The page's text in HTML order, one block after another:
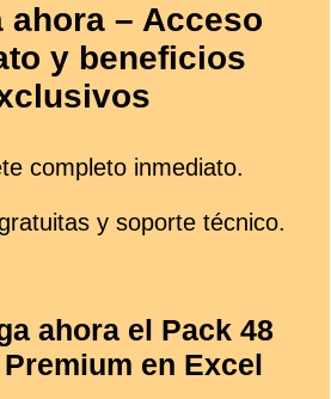
ahora – Acceso
y beneficios
completo inmediato.
y soporte técnico.
ahora el Pack 48
en Excel